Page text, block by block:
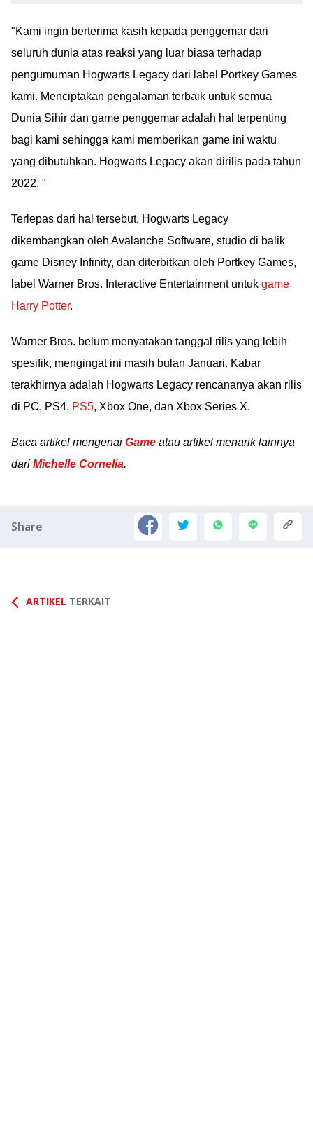
"Kami ingin berterima kasih kepada penggemar dari
seluruh dunia atas reaksi yang luar biasa terhadap
pengumuman Hogwarts Legacy dari label Portkey Games
kami. Menciptakan pengalaman terbaik untuk semua
Dunia Sihir dan game penggemar adalah hal terpenting
bagi kami sehingga kami memberikan game ini waktu
yang dibutuhkan. Hogwarts Legacy akan dirilis pada tahun
2022. "
Terlepas dari hal tersebut, Hogwarts Legacy
dikembangkan oleh Avalanche Software, studio di balik
game Disney Infinity, dan diterbitkan oleh Portkey Games,
label Warner Bros. Interactive Entertainment untuk game
Harry Potter.
Warner Bros. belum menyatakan tanggal rilis yang lebih
spesifik, mengingat ini masih bulan Januari. Kabar
terakhirnya adalah Hogwarts Legacy rencananya akan rilis
di PC, PS4, PS5, Xbox One, dan Xbox Series X.
Baca artikel mengenai Game atau artikel menarik lainnya
dari Michelle Cornelia.
Share
ARTIKEL TERKAIT